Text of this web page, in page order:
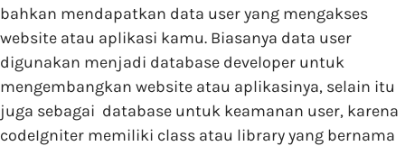
bahkan mendapatkan data user yang mengakses
website atau aplikasi kamu. Biasanya data user
digunakan menjadi database developer untuk
mengembangkan website atau aplikasinya, selain itu
juga sebagai database untuk keamanan user, karena
codeIgniter memiliki class atau library yang bernama